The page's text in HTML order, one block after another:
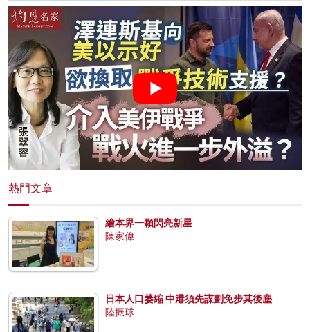
熱門文章
繪本界一顆閃亮新星
陳家偉
日本人口萎縮 中港須先謀劃免步其後塵
陸振球